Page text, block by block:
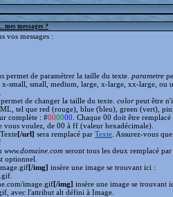
mes messages ?
vos messages :
permet de paramétrer la taille du texte. parametre
x-small, small, medium, large, x-large, xx-large, ou
de changer la taille du texte. colorpeut être
tel que red (rouge), blue (bleu), green (vert),
complète : #000000 . Chaque 00 doit être
voulez, de 00 à ff (valeur hexadécimale).
Texte[/url] sera remplacé par Texte . Assurez-vous
www.domaine.com seront tous les deux remplacé par
optionnel.
[/img] insère une image se trouvant ici :
image.gif[/img] insère une image se trouvant
avec l'attribut alt défini à Image.